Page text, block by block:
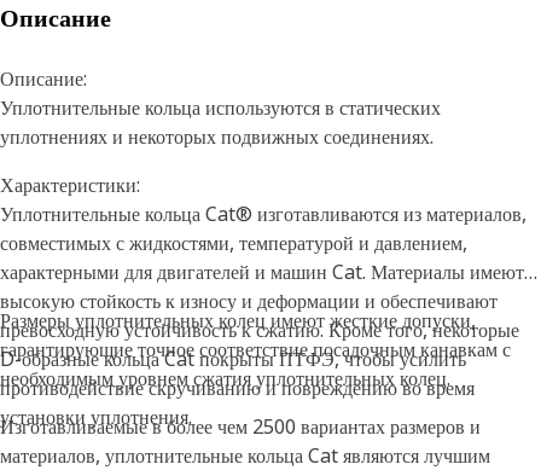
Описание
Описание:
Уплотнительные кольца используются в статических
уплотнениях и некоторых подвижных соединениях.
Характеристики:
Уплотнительные кольца Cat® изготавливаются из материалов,
совместимых с жидкостями, температурой и давлением,
характерными для двигателей и машин Cat. Материалы имеют
высокую стойкость к износу и деформации и обеспечивают
превосходную устойчивость к сжатию. Кроме того, некоторые
D-образные кольца Cat покрыты ПТФЭ, чтобы усилить
противодействие скручиванию и повреждению во время
установки уплотнения.
Размеры уплотнительных колец имеют жесткие допуски,
гарантирующие точное соответствие посадочным канавкам с
необходимым уровнем сжатия уплотнительных колец.
Изготавливаемые в более чем 2500 вариантах размеров и
материалов, уплотнительные кольца Cat являются лучшим